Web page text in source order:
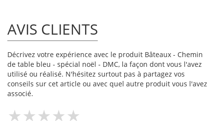
AVIS CLIENTS
Décrivez votre expérience avec le produit Bâteaux - Chemin
de table bleu - spécial noël - DMC, la façon dont vous l'avez
utilisé ou réalisé. N'hésitez surtout pas à partagez vos
conseils sur cet article ou avec quel autre produit vous l'avez
associé.